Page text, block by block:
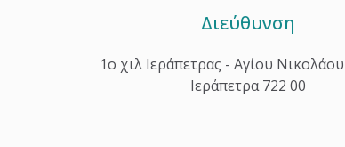
Διεύθυνση
1o χιλ Ιεράπετρας - Αγίου
Ιεράπετρα 722 00